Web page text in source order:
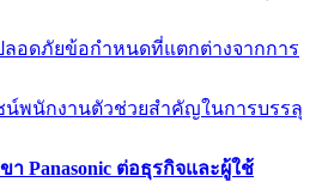
อดภัยข้อกำหนดที่แตกต่างจากการ
พนักงานตัวช่วยสำคัญในการบรรลุ
Panasonic ต่อธุรกิจและผู้ใช้